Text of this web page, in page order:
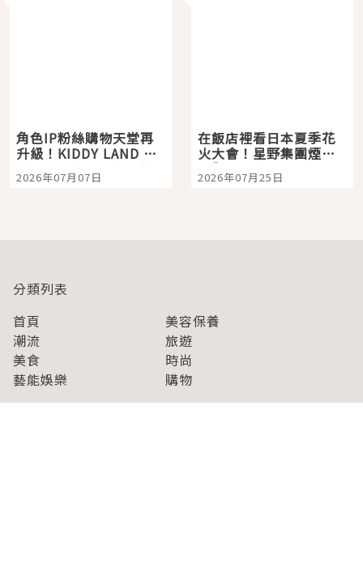
角色IP粉絲購物天堂再
升級！KIDDY LAND 原
宿店吉伊卡哇迎客，新
開幕 OMOKADO 店3分
2026年07月07日
在飯店裡看日本夏季花
火大會！星野集團煙火
景觀飯店6選，讓你不用
人擠人悠閒欣賞
2026年07月25日
分類列表
首頁
美容保養
潮流
旅遊
美食
時尚
藝能娛樂
購物